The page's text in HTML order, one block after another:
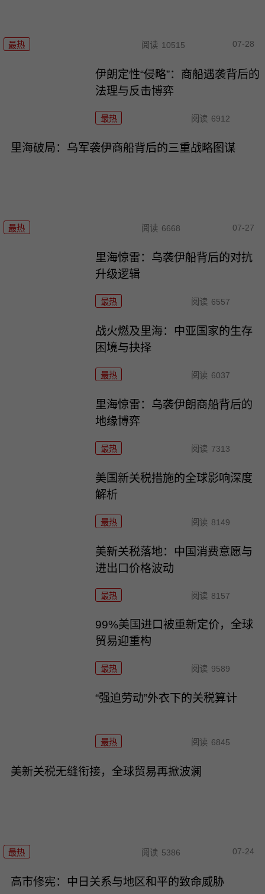
最热 阅读 10515 07-28
伊朗定性“侵略”：商船遇袭背后的
法理与反击博弈
最热 阅读 6912
里海破局：乌军袭伊商船背后的三重战略图谋
最热 阅读 6668 07-27
里海惊雷：乌袭伊船背后的对抗
升级逻辑
最热 阅读 6557
战火燃及里海：中亚国家的生存
困境与抉择
最热 阅读 6037
里海惊雷：乌袭伊朗商船背后的
地缘博弈
最热 阅读 7313
美国新关税措施的全球影响深度
解析
最热 阅读 8149
美新关税落地：中国消费意愿与
进出口价格波动
最热 阅读 8157
99%美国进口被重新定价，全球
贸易迎重构
最热 阅读 9589
“强迫劳动”外衣下的关税算计
最热 阅读 6845
美新关税无缝衔接，全球贸易再掀波澜
最热 阅读 5386 07-24
高市修宪：中日关系与地区和平的致命威胁